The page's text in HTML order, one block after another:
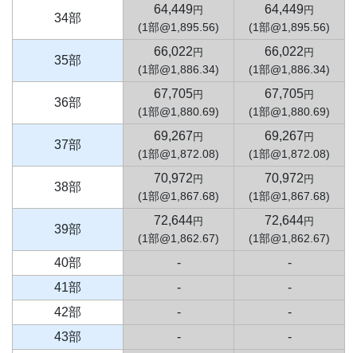
34部
64,449 円
(1部@1,895.56)
64,449 円
(1部@1,895.56)
35部
66,022 円
(1部@1,886.34)
66,022 円
(1部@1,886.34)
36部
67,705円
(1部@1,880.69)
67,705円
(1部@1,880.69)
37部
69,267 円
(1部@1,872.08)
69,267 円
(1部@1,872.08)
38部
70,972 円
(1部@1,867.68)
70,972 円
(1部@1,867.68)
39部
72,644円
(1部@1,862.67)
72,644円
(1部@1,862.67)
40部 -
-
41部
-
-
42部
-
-
43部
-
-